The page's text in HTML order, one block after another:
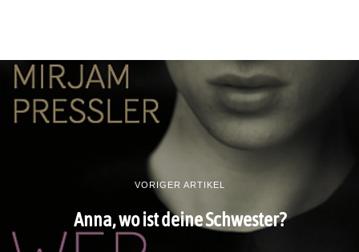
VORIGER ARTIKEL
Anna, wo ist deine Schwester?